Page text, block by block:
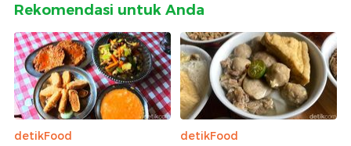
Rekomendasi untuk Anda
detikFood
detikFood